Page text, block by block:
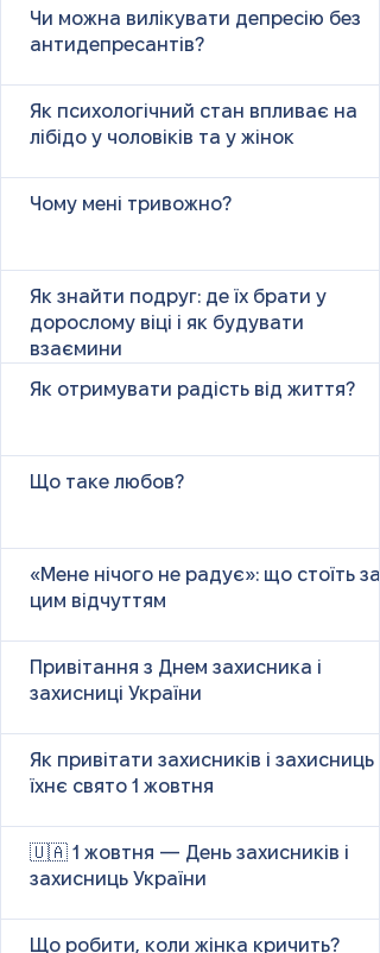
Чи можна вилікувати депресію без
антидепресантів?
Як психологічний стан впливає на
лібідо у чоловіків та у жінок
Чому мені тривожно?
Як знайти подруг: де їх брати у
дорослому віці і як будувати
взаємини
Як отримувати радість від життя?
Що таке любов?
«Мене нічого не радує»: що стоїть за
цим відчуттям
Привітання з Днем захисника і
захисниці України
Як привітати захисників і захисниць у
їхнє свято 1 жовтня
🇺🇦 1 жовтня — День захисників і
захисниць України
Що робити, коли жінка кричить?